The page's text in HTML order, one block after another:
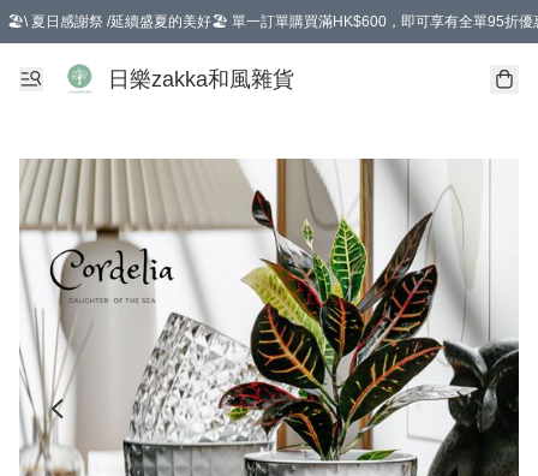
🏖️\ 夏日感謝祭 /延續盛夏的美好🏖️ 單一訂單購買滿HK$600，即可享有全單95折優
選擇GoGoX住宅/工商地址配送，單一訂單消費購物滿HK$680(折扣後），可享有
日樂zakka和風雜貨